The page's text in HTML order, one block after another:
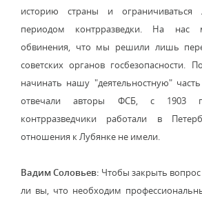
историю страны и ограничиваться
периодом контрразведки. На нас
обвинения, что мы решили лишь
советских органов
начинать нашу "деятельностную"
отвечали авторы ФСБ, с 1903
контрразведчики работали в
отношения к Лубянке не имели.
Вадим Соловьев: Чтобы закрыть вопрос
ли вы, что необходим